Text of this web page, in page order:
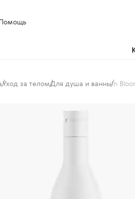
Уход за теломДля душа и ванныIn